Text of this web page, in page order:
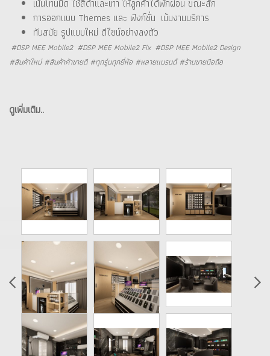
เน้นโทนมืด ใช้สีดำและเทา ให้ลูกค้าได้พักผ่อน ขณะสัก
การออกแบบ Themes และ ฟังก์ชั่น เน้นงานบริการ
ทันสมัย รูปแบบใหม่ ดีไซน์อย่างลงตัว
#DSP MEE Mobile2 #DSP MEE Mobile2 Fix #DSP MEE Mobile2 Design
#สินค้าใหม่ #สินค้าค้าขายดี #ทุกรุ่นทุกยี่ห้อ #หลายแบรนด์ #ร้านขายมือถือ
ดูเพิ่มเติม..